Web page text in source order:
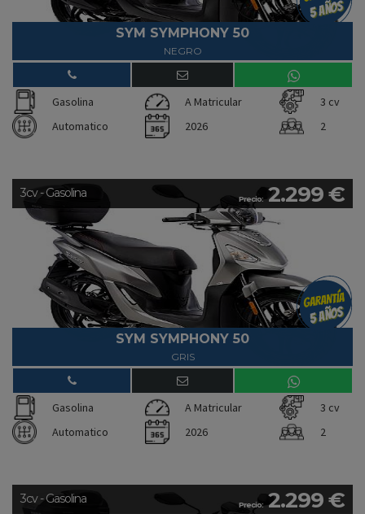
SYM SYMPHONY 50
NEGRO
Gasolina A Matricular
3 cv
Automatico
2026 2
Precio: 2.299 €
3cv - Gasolina
SYM SYMPHONY 50
GRIS
Gasolina A Matricular
3 cv
Automatico
2026 2
Precio: 2.299 €
3cv - Gasolina